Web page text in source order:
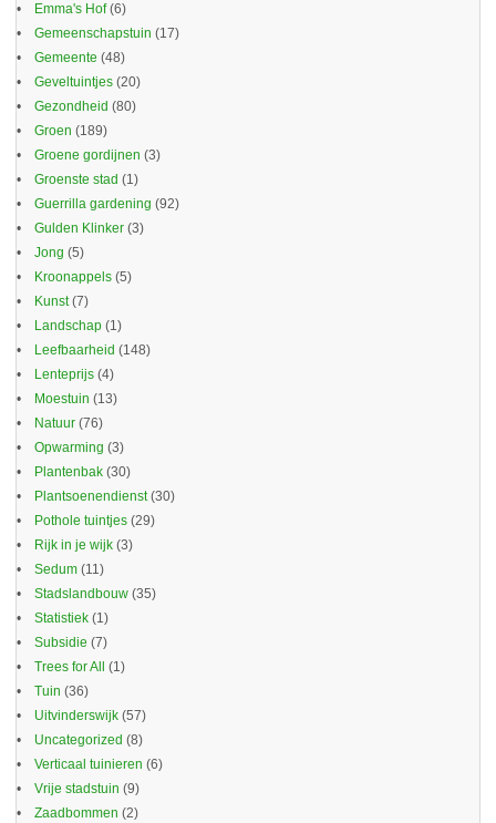
Emma's Hof(6)
Gemeenschapstuin (17)
Gemeente (48)
Geveltuintjes (20)
Gezondheid (80)
Groen (189)
Groene gordijnen (3)
Groenste stad (1)
Guerrilla gardening (92)
Gulden Klinker (3)
Jong (5)
Kroonappels (5)
Kunst(7)
Landschap (1)
Leefbaarheid (148)
Lenteprijs (4)
Moestuin (13)
Natuur (76)
Opwarming (3)
Plantenbak (30)
Plantsoenendienst(30)
Pothole tuintjes (29)
Rijk in je wijk (3)
Sedum (11)
Stadslandbouw (35)
Statistiek (1)
Subsidie (7)
Trees for All
(1)
Tuin (36)
Uitvinderswijk (57)
Uncategorized (8)
Verticaal tuinieren (6)
Vrije stadstuin (9)
Zaadbommen (2)